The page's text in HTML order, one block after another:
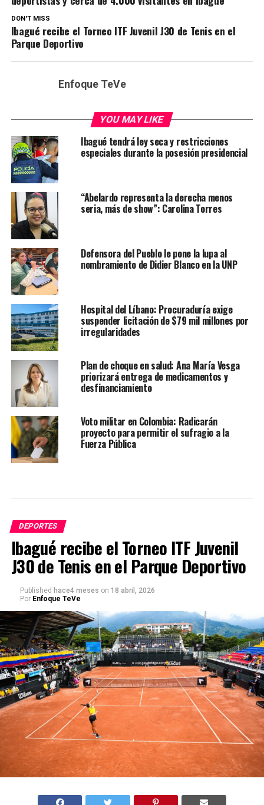
DON'T MISS
Ibagué recibe el Torneo ITF Juvenil J30 de Tenis en el
Parque Deportivo
Enfoque TeVe
YOU MAY LIKE
Ibagué tendrá ley seca y restricciones
especiales durante la posesión presidencial
“Abelardo representa la derecha menos
seria, más de show”: Carolina Torres
Defensora del Pueblo le pone la lupa al
nombramiento de Didier Blanco en la UNP
Hospital del Líbano: Procuraduría exige
suspender licitación de $79 mil millones por
irregularidades
Plan de choque en salud: Ana María Vesga
priorizará entrega de medicamentos y
desfinanciamiento
Voto militar en Colombia: Radicarán
proyecto para permitir el sufragio a la
Fuerza Pública
DEPORTES
Ibagué recibe el Torneo ITF Juvenil
J30 de Tenis en el Parque Deportivo
Published hace4 meses on 18 abril, 2026
Por Enfoque TeVe